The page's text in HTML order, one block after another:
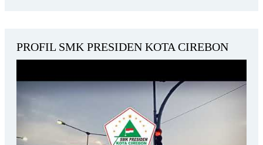
PROFIL SMK PRESIDEN KOTA CIREBON